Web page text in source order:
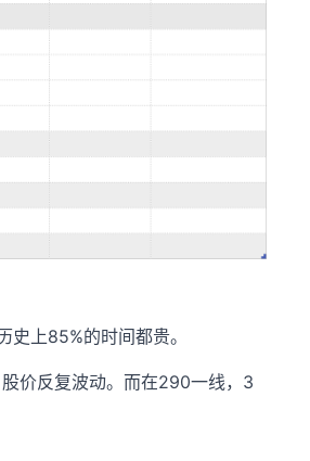
上85%的时间都贵。
价反复波动。而在290一线，3